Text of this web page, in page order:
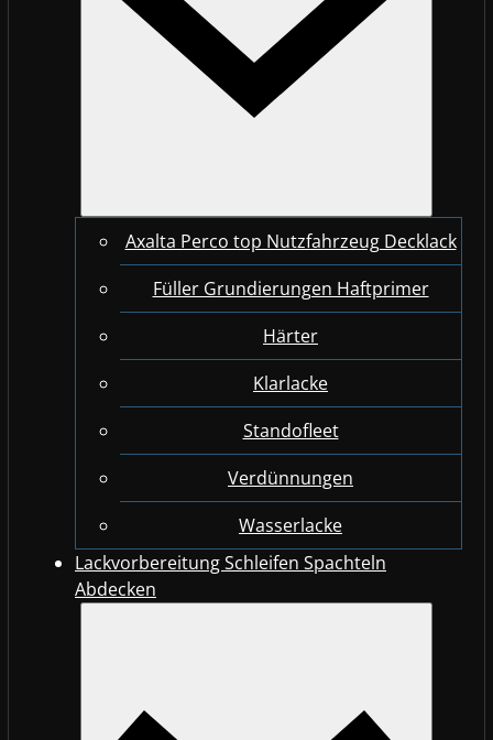
Axalta Perco top Nutzfahrzeug Decklack
Füller Grundierungen Haftprimer
Härter
Klarlacke
Standofleet
Verdünnungen
Wasserlacke
Lackvorbereitung Schleifen Spachteln
Abdecken